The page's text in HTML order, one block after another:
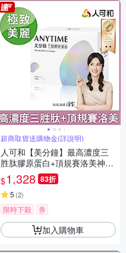
超商取貨送購物金(詳說明)
人可和【美分鐘】最高濃度三
胜肽膠原蛋白+頂規賽洛美神經
醯胺+天然長效C+韓國玻尿酸｜
永豐集團｜小分子高吸收 養顏
美容遠勝超能膠原｜永豐集團
$1,328 83折
5 (2)
限時下殺 券
加入購物車